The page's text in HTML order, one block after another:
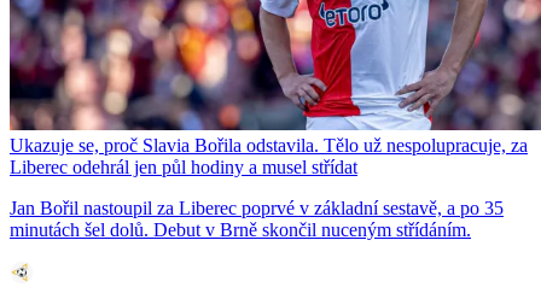
Ukazuje se, proč Slavia Bořila odstavila. Tělo už nespolupracuje, za
Liberec odehrál jen půl hodiny a musel střídat
Jan Bořil nastoupil za Liberec poprvé v základní sestavě, a po 35
minutách šel dolů. Debut v Brně skončil nuceným střídáním.